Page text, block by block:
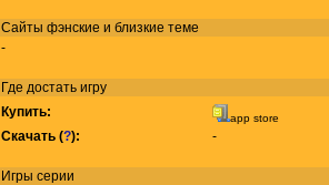
Сайты фэнские и близкие теме
-
Где достать игру
Купить:
app store
Скачать (?): -
Игры серии